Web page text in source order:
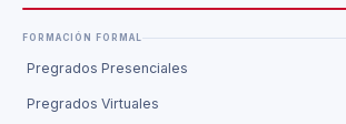
FORMACIÓN FORMAL
Pregrados Presenciales
Pregrados Virtuales